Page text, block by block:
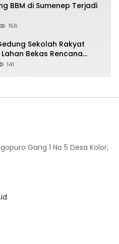
BBM di Sumenep Terjadi
156
Sekolah Rakyat
Bekas Rencana
141
Gang 1 No 5 Desa Kolor,